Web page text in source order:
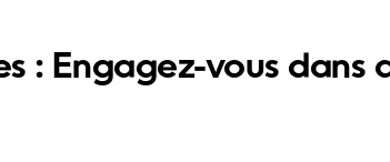
: Engagez-vous dans